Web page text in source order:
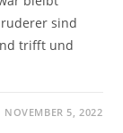
sind
trifft und
NOVEMBER 5, 2022